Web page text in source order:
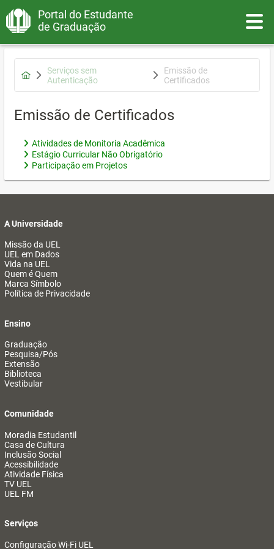
Portal do Estudante
de Graduação
Serviços sem
Autenticação
Emissão de
Certificados
Emissão de Certificados
Atividades de Monitoria Acadêmica
Estágio Curricular Não Obrigatório
Participação em Projetos
A Universidade
Missão da UEL
UEL em Dados
Vida na UEL
Quem é Quem
Marca Símbolo
Política de Privacidade
Ensino
Graduação
Pesquisa/Pós
Extensão
Biblioteca
Vestibular
Comunidade
Moradia Estudantil
Casa de Cultura
Inclusão Social
Acessibilidade
Atividade Física
TV UEL
UEL FM
Serviços
Configuração Wi-Fi UEL